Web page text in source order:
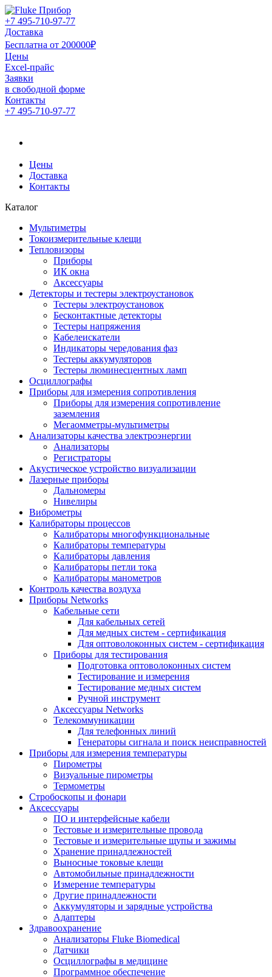
+7 495-710-97-77
Доставка
Бесплатна от 200000₽
Цены
Excel-прайс
Заявки
в свободной форме
Контакты
+7 495-710-97-77
Цены
Доставка
Контакты
Каталог
Мультиметры
Токоизмерительные клещи
Тепловизоры
Приборы
ИК окна
Аксессуары
Детекторы и тестеры электроустановок
Тестеры электроустановок
Бесконтактные детекторы
Тестеры напряжения
Кабелеискатели
Индикаторы чередования фаз
Тестеры аккумуляторов
Тестеры люминесцентных ламп
Осциллографы
Приборы для измерения сопротивления
Приборы для измерения сопротивление
заземления
Мегаомметры-мультиметры
Анализаторы качества электроэнергии
Анализаторы
Регистраторы
Акустическое устройство визуализации
Лазерные приборы
Дальномеры
Нивелиры
Виброметры
Калибраторы процессов
Калибраторы многофункциональные
Калибраторы температуры
Калибраторы давления
Калибраторы петли тока
Калибраторы манометров
Контроль качества воздуха
Приборы Networks
Кабельные сети
Для кабельных сетей
Для медных систем - сертификация
Для оптоволоконных систем - сертификация
Приборы для тестирования
Подготовка оптоволоконных систем
Тестирование и измерения
Тестирование медных систем
Ручной инструмент
Аксессуары Networks
Телекоммуникации
Для телефонных линий
Генераторы сигнала и поиск неисправностей
Приборы для измерения температуры
Пирометры
Визуальные пирометры
Термометры
Стробоскопы и фонари
Аксессуары
ПО и интерфейсные кабели
Тестовые и измерительные провода
Тестовые и измерительные щупы и зажимы
Хранение принадлежностей
Выносные токовые клещи
Автомобильные принадлежности
Измерение температуры
Другие принадлежности
Аккумуляторы и зарядные устройства
Адаптеры
Здравоохранение
Анализаторы Fluke Biomedical
Датчики
Осциллографы в медицине
Программное обеспечение